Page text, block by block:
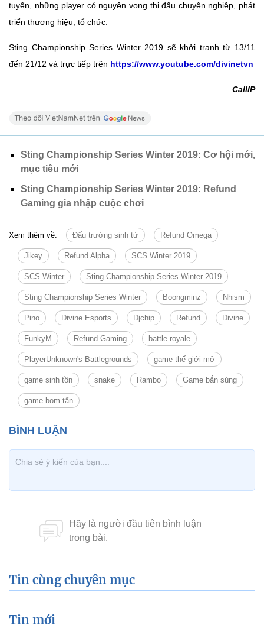
tuyển, những player có nguyện vọng thi đấu chuyên nghiệp, phát
triển thương hiệu, tổ chức.
Sting Championship Series Winter 2019 sẽ khởi tranh từ 13/11
đến 21/12 và trực tiếp trên https://www.youtube.com/divinetvn
CallIP
Sting Championship Series Winter 2019: Cơ hội mới,
mục tiêu mới
Sting Championship Series Winter 2019: Refund
Gaming gia nhập cuộc chơi
Xem thêm về: Đấu trường sinh tử Refund Omega
Jikey Refund Alpha SCS Winter 2019
SCS Winter Sting Championship Series Winter 2019
Sting Championship Series Winter Boongminz Nhism
Pino Divine Esports Djchip Refund Divine
FunkyM Refund Gaming battle royale
PlayerUnknown's Battlegrounds game thế giới mở
game sinh tồn snake Rambo Game bắn súng
game bom tấn
Tin cùng chuyên mục
Tin mới